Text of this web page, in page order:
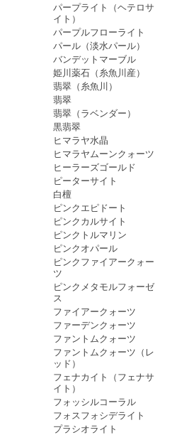
パープライト（ヘテロサ
イト）
パープルフローライト
パール（淡水パール）
バンデットマーブル
姫川薬石（糸魚川産）
翡翠（糸魚川）
翡翠
翡翠（ラベンダー）
黒翡翠
ヒマラヤ水晶
ヒマラヤムーンクォーツ
ヒーラーズゴールド
ピーターサイト
白檀
ピンクエピドート
ピンクカルサイト
ピンクトルマリン
ピンクオパール
ピンクファイアークォー
ツ
ピンクメタモルフォーゼ
ス
ファイアークォーツ
ファーデンクォーツ
ファントムクォーツ
ファントムクォーツ（レ
ッド）
フェナカイト（フェナサ
イト）
フォッシルコーラル
フォスフォシデライト
プラシオライト